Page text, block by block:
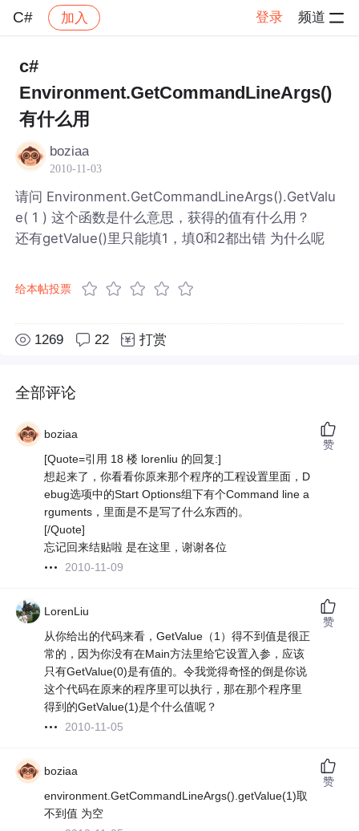
C# 加入 登录 频道
社区
c#
Environment.GetCommandLineArgs()
有什么用
boziaa
2010-11-03
请问 Environment.GetCommandLineArgs().GetValu
e( 1 ) 这个函数是什么意思，获得的值有什么用？
还有getValue()里只能填1，填0和2都出错 为什么呢
给本帖投票
1269 22 打赏
全部评论
boziaa
[Quote=引用 18 楼 lorenliu 的回复:]
想起来了，你看看你原来那个程序的工程设置里面，D
ebug选项中的Start Options组下有个Command line a
rguments，里面是不是写了什么东西的。
[/Quote]
忘记回来结贴啦 是在这里，谢谢各位
2010-11-09
赞
LorenLiu
从你给出的代码来看，GetValue（1）得不到值是很正
常的，因为你没有在Main方法里给它设置入参，应该
只有GetValue(0)是有值的。令我觉得奇怪的倒是你说
这个代码在原来的程序里可以执行，那在那个程序里
得到的GetValue(1)是个什么值呢？
2010-11-05
赞
boziaa
environment.GetCommandLineArgs().getValue(1)取
不到值 为空
赞